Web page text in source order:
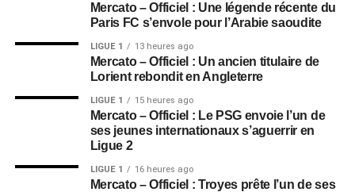
Mercato – Officiel : Une légende récente du
Paris FC s’envole pour l’Arabie saoudite
LIGUE 1 13 heures ago
Mercato – Officiel : Un ancien titulaire de
Lorient rebondit en Angleterre
LIGUE 1 15 heures ago
Mercato – Officiel : Le PSG envoie l’un de
ses jeunes internationaux s’aguerrir en
Ligue 2
LIGUE 1 16 heures ago
Mercato – Officiel : Troyes prête l’un de ses